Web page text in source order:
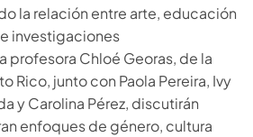
la relación entre arte, educación
investigaciones
profesora Chloé Georas, de la
Rico, junto con Paola Pereira, Ivy
y Carolina Pérez, discutirán
enfoques de género, cultura